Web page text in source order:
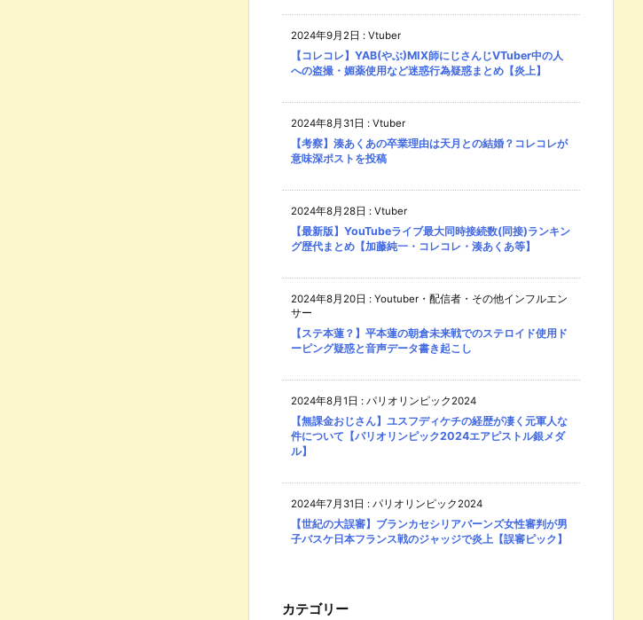
2024年9月2日 : Vtuber
【コレコレ】YAB(やぶ)MIX師にじさんじVTuber中の人
への盗撮・媚薬使用など迷惑行為疑惑まとめ【炎上】
2024年8月31日 : Vtuber
【考察】湊あくあの卒業理由は天月との結婚？コレコレが
意味深ポストを投稿
2024年8月28日 : Vtuber
【最新版】YouTubeライブ最大同時接続数(同接)ランキン
グ歴代まとめ【加藤純一・コレコレ・湊あくあ等】
2024年8月20日 : Youtuber・配信者・その他インフルエン
サー
【ステ本蓮？】平本蓮の朝倉未来戦でのステロイド使用ド
ーピング疑惑と音声データ書き起こし
2024年8月1日 : パリオリンピック2024
【無課金おじさん】ユスフディケチの経歴が凄く元軍人な
件について【パリオリンピック2024エアピストル銀メダ
ル】
2024年7月31日 : パリオリンピック2024
【世紀の大誤審】ブランカセシリアバーンズ女性審判が男
子バスケ日本フランス戦のジャッジで炎上【誤審ピック】
カテゴリー